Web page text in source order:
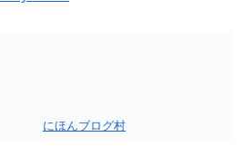
にほんブログ村